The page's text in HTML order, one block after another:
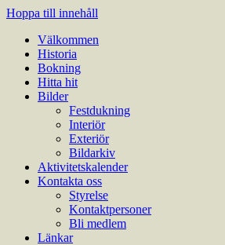
Hoppa till innehåll
Gustav Adolfs Bygdegård
En modern samlingslokal lämplig till
sammanträden, kurser och utställningar.
Välkommen
Historia
Bokning
Hitta hit
Bilder
Festdukning
Interiör
Exteriör
Bildarkiv
Aktivitetskalender
Kontakta oss
Styrelse
Kontaktpersoner
Bli medlem
Länkar